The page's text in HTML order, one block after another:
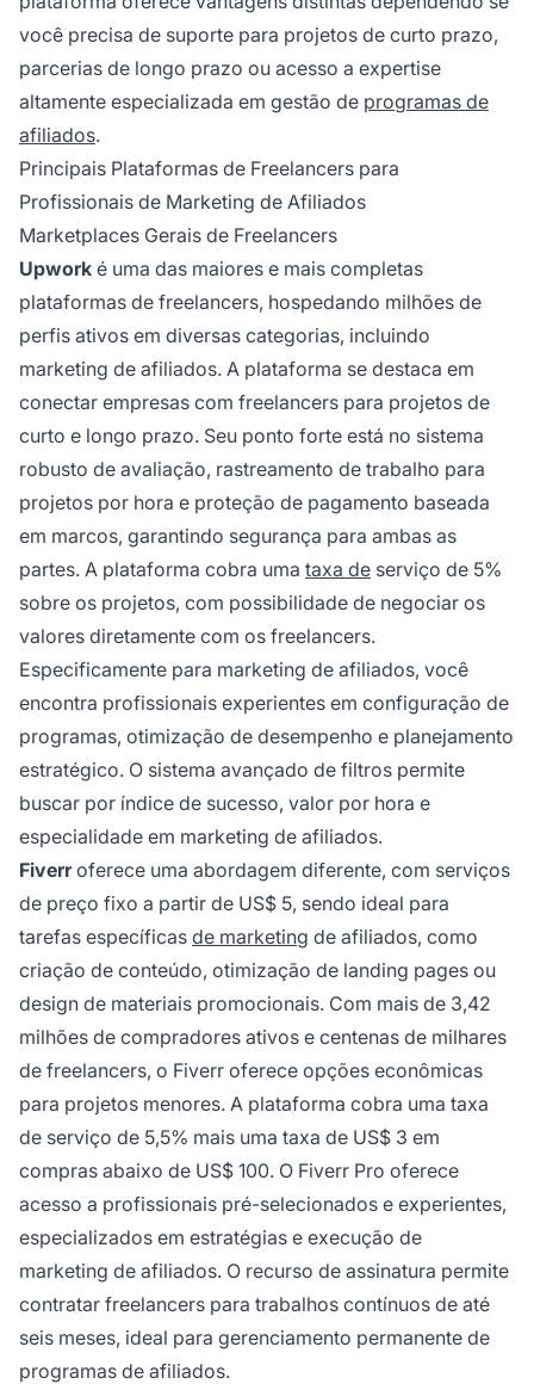
você precisa de suporte para projetos de curto prazo,
parcerias de longo prazo ou acesso a expertise
altamente especializada em gestão de programas de
afiliados.
Principais Plataformas de Freelancers para
Profissionais de Marketing de Afiliados
Marketplaces Gerais de Freelancers
Upwork é uma das maiores e mais completas
plataformas de freelancers, hospedando milhões de
perfis ativos em diversas categorias, incluindo
marketing de afiliados. A plataforma se destaca em
conectar empresas com freelancers para projetos de
curto e longo prazo. Seu ponto forte está no sistema
robusto de avaliação, rastreamento de trabalho para
projetos por hora e proteção de pagamento baseada
em marcos, garantindo segurança para ambas as
partes. A plataforma cobra uma taxa de serviço de 5%
sobre os projetos, com possibilidade de negociar os
valores diretamente com os freelancers.
Especificamente para marketing de afiliados, você
encontra profissionais experientes em configuração de
programas, otimização de desempenho e planejamento
estratégico. O sistema avançado de filtros permite
buscar por índice de sucesso, valor por hora e
especialidade em marketing de afiliados.
Fiverroferece uma abordagem diferente, com serviços
de preço fixo a partir de US$ 5, sendo ideal para
tarefas específicas de marketing de afiliados, como
criação de conteúdo, otimização de landing pages ou
design de materiais promocionais. Com mais de 3,42
milhões de compradores ativos e centenas de milhares
de freelancers, o Fiverr oferece opções econômicas
para projetos menores. A plataforma cobra uma taxa
de serviço de 5,5% mais uma taxa de US$ 3 em
compras abaixo de US$ 100. O Fiverr Pro oferece
acesso a profissionais pré-selecionados e experientes,
especializados em estratégias e execução de
marketing de afiliados. O recurso de assinatura permite
contratar freelancers para trabalhos contínuos de até
seis meses, ideal para gerenciamento permanente de
programas de afiliados.